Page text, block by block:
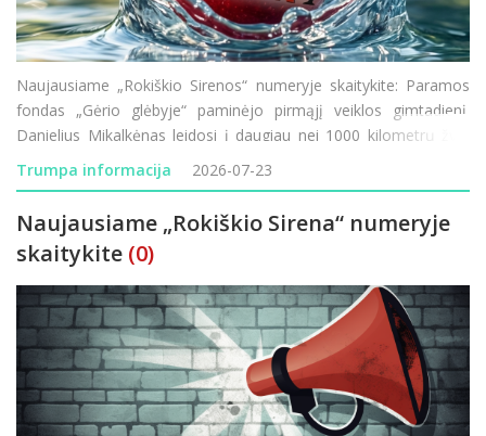
Naujausiame „Rokiškio Sirenos“ numeryje skaitykite: Paramos
fondas „Gėrio glėbyje“ paminėjo pirmąjį veiklos gimtadienį.
Danielius Mikalkėnas leidosi į daugiau nei 1000 kilometrų žygį
pėsčiomis aplink Lietuvą. Prasideda Rokiškio ligoninės
modernizacija &ndas
Trumpa informacija 2026-07-23
Naujausiame „Rokiškio Sirena“ numeryje
skaitykite (0)